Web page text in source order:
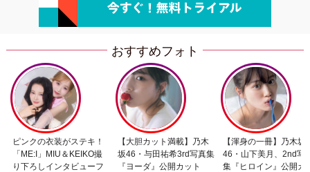
おすすめフォト
ピンクの衣装がステキ！
「ME:I」MIU＆KEIKO撮
り下ろしインタビューフ
【大胆カット満載】乃木
坂46・与田祐希3rd写真集
『ヨーダ』公開カット
【渾身の一冊】乃木坂
46・山下美月、2nd写
集『ヒロイン』公開カ